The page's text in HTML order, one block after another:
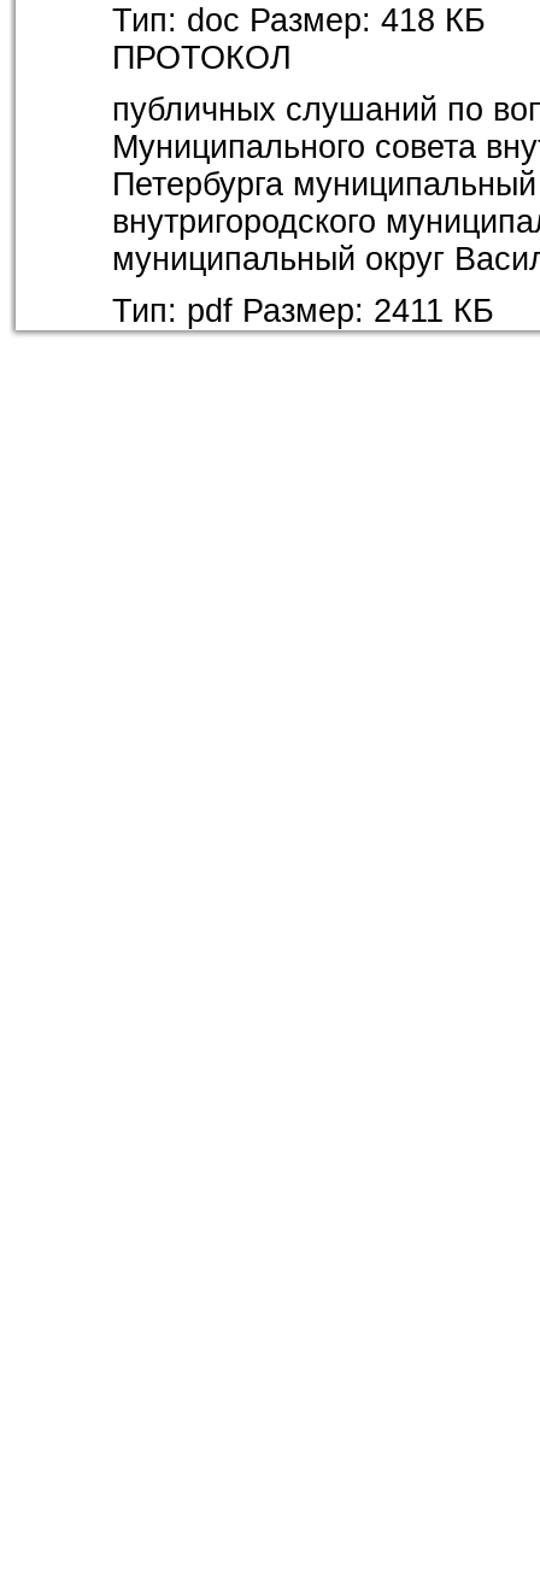
Тип: doc Размер: 418 КБ
ПРОТОКОЛ
публичных слушаний по
Муниципального совета
Петербурга
внутригородского
муниципальный округ
Тип: pdf Размер: 2411 КБ